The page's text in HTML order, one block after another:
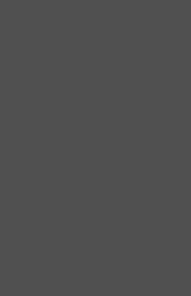
07/2026 à